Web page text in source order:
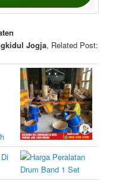
Jogja, Related Post: